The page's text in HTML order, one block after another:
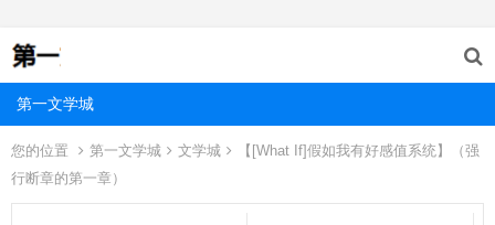
第一文学城
您的位置 第一文学城 文学城
【[What If]假如我有好感值系统】（强
行断章的第一章）